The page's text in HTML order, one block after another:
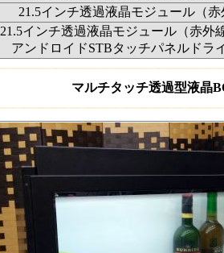
21.5インチ透過液晶モジュール（
21.5インチ透過液晶モジュール（赤外
アンドロイドSTBタッチパネルドラ
マルチタッチ透過型液晶